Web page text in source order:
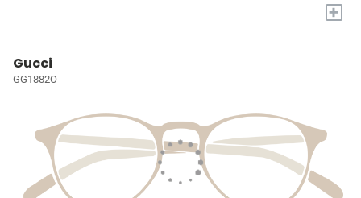
+
Gucci
GG1882O